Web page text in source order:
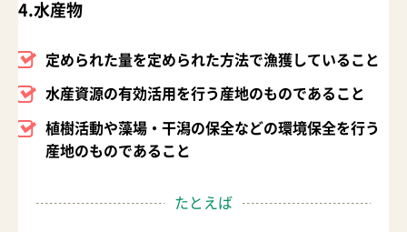
4.水産物
定められた量を定められた方法で漁獲していること
水産資源の有効活用を行う産地のものであること
植樹活動や藻場・干潟の保全などの環境保全を行う
産地のものであること
たとえば